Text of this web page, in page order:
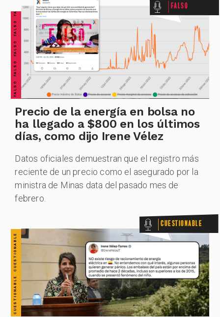
FALSO FALSO FALSO FALSO FALSO FALSO FALSO Falso
Precio de la energía en bolsa no
ha llegado a $800 en los últimos
días, como dijo Irene Vélez
Datos oficiales demuestran que el registro más
reciente de un precio como el asegurado por la
ministra de Minas data del pasado mes de
febrero.
CUESTIONABLE CUESTIONABLE CUESTIONABLE CUESTIONABLE CUESTIONABLE CUESTIONABLE CUESTIONABLE Cuestionable